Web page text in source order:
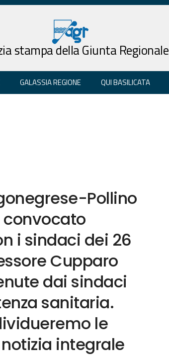
stampa della Giunta Regionale
GALASSIA REGIONE QUI BASILICATA
Pollino
convocato
i sindaci dei 26
Cupparo
dai sindaci
sanitaria.
le
integrale